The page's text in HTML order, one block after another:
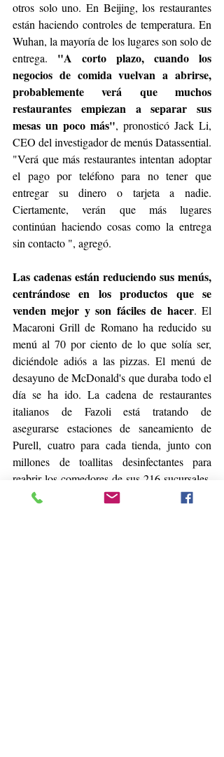
otros solo uno. En Beijing, los restaurantes
están haciendo controles de temperatura. En
Wuhan, la mayoría de los lugares son solo de
entrega. "A corto plazo, cuando los
negocios de comida vuelvan a abrirse,
probablemente verá que muchos
restaurantes empiezan a separar sus
mesas un poco más", pronosticó Jack Li,
CEO del investigador de menús Datassential.
"Verá que más restaurantes intentan adoptar
el pago por teléfono para no tener que
entregar su dinero o tarjeta a nadie.
Ciertamente, verán que más lugares
continúan haciendo cosas como la entrega
sin contacto ", agregó.
Las cadenas están reduciendo sus menús,
centrándose en los productos que se
venden mejor y son fáciles de hacer. El
Macaroni Grill de Romano ha reducido su
menú al 70 por ciento de lo que solía ser,
diciéndole adiós a las pizzas. El menú de
desayuno de McDonald's que duraba todo el
día se ha ido. La cadena de restaurantes
italianos de Fazoli está tratando de
asegurarse estaciones de saneamiento de
Purell, cuatro para cada tienda, junto con
millones de toallitas desinfectantes para
reabrir los comedores de sus 216 sucursales.
La compañía también está pensando en